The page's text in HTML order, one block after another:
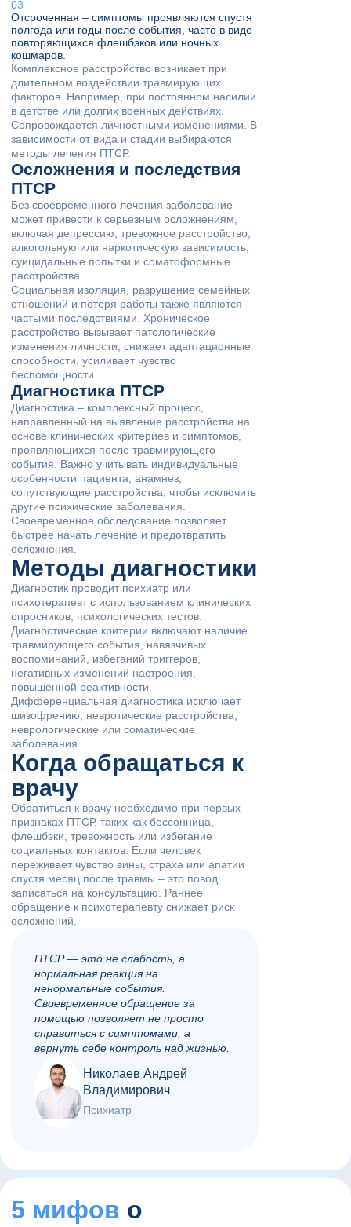
Отсроченная – симптомы проявляются спустя
полгода или годы после события, часто в виде
повторяющихся флешбэков или ночных
кошмаров.
Комплексное расстройство возникает при
длительном воздействии травмирующих
факторов. Например, при постоянном насилии
в детстве или долгих военных действиях.
Сопровождается личностными изменениями. В
зависимости от вида и стадии выбираются
методы лечения ПТСР.
Осложнения и последствия
ПТСР
Без своевременного лечения заболевание
может привести к серьезным осложнениям,
включая депрессию, тревожное расстройство,
алкогольную или наркотическую зависимость,
суицидальные попытки и соматоформные
расстройства.
Социальная изоляция, разрушение семейных
отношений и потеря работы также являются
частыми последствиями. Хроническое
расстройство вызывает патологические
изменения личности, снижает адаптационные
способности, усиливает чувство
беспомощности.
Диагностика ПТСР
Диагностика – комплексный процесс,
направленный на выявление расстройства на
основе клинических критериев и симптомов,
проявляющихся после травмирующего
события. Важно учитывать индивидуальные
особенности пациента, анамнез,
сопутствующие расстройства, чтобы исключить
другие психические заболевания.
Своевременное обследование позволяет
быстрее начать лечение и предотвратить
осложнения.
Методы диагностики
Диагностик проводит психиатр или
психотерапевт с использованием клинических
опросников, психологических тестов.
Диагностические критерии включают наличие
травмирующего события, навязчивых
воспоминаний, избеганий триггеров,
негативных изменений настроения,
повышенной реактивности.
Дифференциальная диагностика исключает
шизофрению, невротические расстройства,
неврологические или соматические
заболевания.
Когда обращаться к
врачу
Обратиться к врачу необходимо при первых
признаках ПТСР, таких как бессонница,
флешбэки, тревожность или избегание
социальных контактов. Если человек
переживает чувство вины, страха или апатии
спустя месяц после травмы – это повод
записаться на консультацию. Раннее
обращение к психотерапевту снижает риск
осложнений.
ПТСР — это не слабость, а
нормальная реакция на
ненормальные события.
Своевременное обращение за
помощью позволяет не просто
справиться с симптомами, а
вернуть себе контроль над жизнью.
Николаев Андрей
Владимирович
Психиатр
5 мифов о